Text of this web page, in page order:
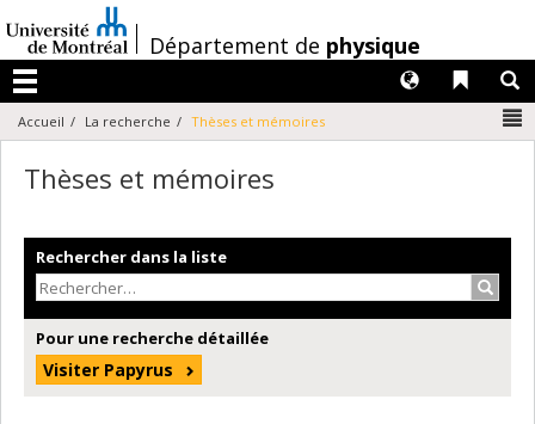
au
contenu
/Département de physique
Menu
Liens
Langues
Accueil La recherche Thèses et mémoires
Thèses et mémoires
Rechercher dans la liste
Pour une recherche détaillée
Visiter Papyrus